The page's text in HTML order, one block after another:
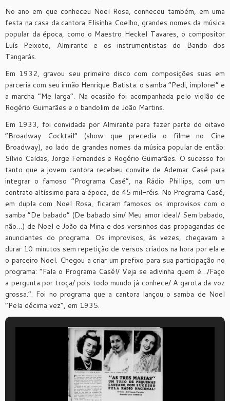
No ano em que conheceu Noel Rosa, conheceu também, em uma
festa na casa da cantora Elisinha Coelho, grandes nomes da música
popular da época, como o Maestro Heckel Tavares, o compositor
Luís Peixoto, Almirante e os instrumentistas do Bando dos
Tangarás.
Em 1932, gravou seu primeiro disco com composições suas em
parceria com seu irmão Henrique Batista: o samba “Pedi, implorei” e
a marcha “Me larga”. Na ocasião foi acompanhada pelo violão de
Rogério Guimarães e o bandolim de João Martins.
Em 1933, foi convidada por Almirante para fazer parte do oitavo
“Broadway Cocktail” (show que precedia o filme no Cine
Broadway), ao lado de grandes nomes da música popular de então:
Sílvio Caldas, Jorge Fernandes e Rogério Guimarães. O sucesso foi
tanto que a jovem cantora recebeu convite de Ademar Casé para
integrar o famoso “Programa Casé”, na Rádio Phillips, com um
contrato altíssimo para a época, de 45 mil-réis. No Programa Casé,
em dupla com Noel Rosa, ficaram famosos os improvisos com o
samba “De babado” (De babado sim/ Meu amor ideal/ Sem babado,
não…) de Noel e João da Mina e dos versinhos das propagandas de
anunciantes do programa. Os improvisos, às vezes, chegavam a
durar 10 minutos sem repetição de versos criados na hora por ela e
o parceiro Noel. Chegou a criar um prefixo para sua participação no
programa: “Fala o Programa Casé!/ Veja se adivinha quem é…/Faço
a pergunta por troça/ pois todo mundo já conhece/ A garota da voz
grossa.”. Foi no programa que a cantora lançou o samba de Noel
“Pela décima vez”, em 1935.